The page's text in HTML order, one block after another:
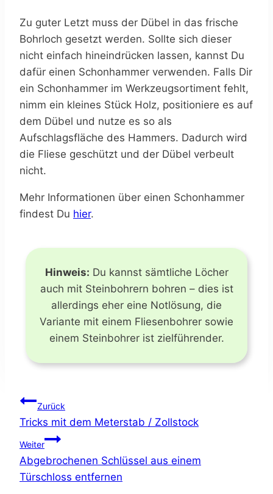
Zu guter Letzt muss der Dübel in das frische
Bohrloch gesetzt werden. Sollte sich dieser
nicht einfach hineindrücken lassen, kannst Du
dafür einen Schonhammer verwenden. Falls Dir
ein Schonhammer im Werkzeugsortiment fehlt,
nimm ein kleines Stück Holz, positioniere es auf
dem Dübel und nutze es so als
Aufschlagsfläche des Hammers. Dadurch wird
die Fliese geschützt und der Dübel verbeult
nicht.
Mehr Informationen über einen Schonhammer
findest Du hier.
Hinweis: Du kannst sämtliche Löcher
auch mit Steinbohrern bohren – dies ist
allerdings eher eine Notlösung, die
Variante mit einem Fliesenbohrer sowie
einem Steinbohrer ist zielführender.
Beitragsnavigation
Zurück
Tricks mit dem Meterstab / Zollstock
Weiter
Abgebrochenen Schlüssel aus einem
Türschloss entfernen